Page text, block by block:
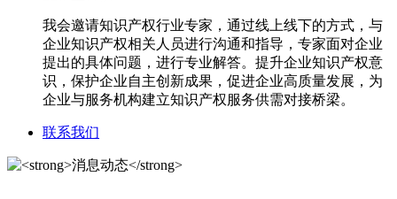
我会邀请知识产权行业专家，通过线上线下的方式，与
企业知识产权相关人员进行沟通和指导，专家面对企业
提出的具体问题，进行专业解答。提升企业知识产权意
识，保护企业自主创新成果，促进企业高质量发展，为
企业与服务机构建立知识产权服务供需对接桥梁。
联系我们